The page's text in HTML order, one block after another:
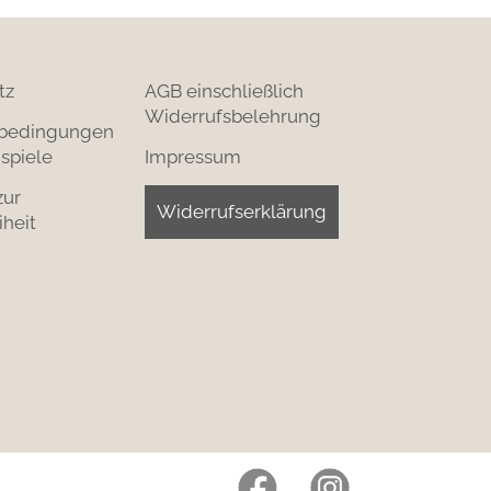
AGB einschließlich
Widerrufsbelehrung
Impressum
Widerrufserklärung